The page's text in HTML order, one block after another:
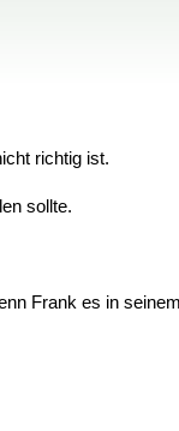
richtig ist.
sollte.
Frank es in